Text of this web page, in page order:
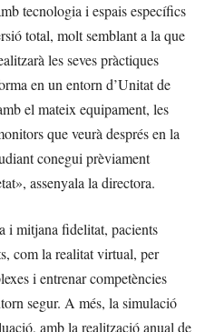
tecnologia i espais específics
total, molt semblant a la que
les seves pràctiques
en un entorn d’Unitat de
el mateix equipament, les
que veurà després en la
conegui prèviament
assenyala la directora.
i mitjana fidelitat, pacients
com la realitat virtual, per
i entrenar competències
segur. A més, la simulació
amb la realització anual de